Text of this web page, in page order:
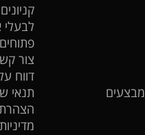
מבצעים
צור
דווח
תנאי